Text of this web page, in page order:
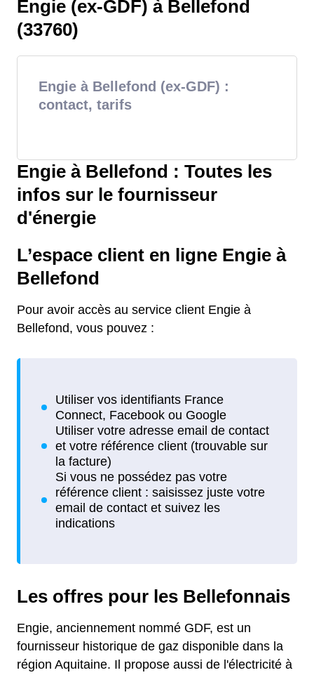
Engie (ex-GDF) à Bellefond
(33760)
Engie à Bellefond (ex-GDF) :
contact, tarifs
Engie à Bellefond : Toutes les
infos sur le fournisseur
d'énergie
L’espace client en ligne Engie à
Bellefond
Pour avoir accès au service client Engie à
Bellefond, vous pouvez :
Les offres pour les Bellefonnais
Engie, anciennement nommé GDF, est un
fournisseur historique de gaz disponible dans la
région Aquitaine. Il propose aussi de l'électricité à